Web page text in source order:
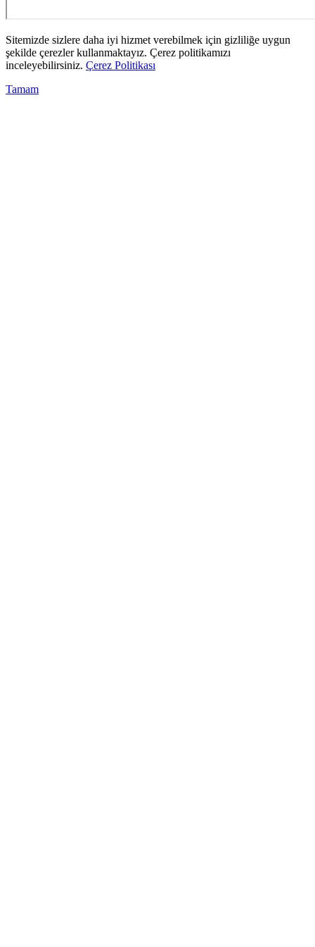
Sitemizde sizlere daha iyi hizmet verebilmek için gizliliğe uygun
şekilde çerezler kullanmaktayız. Çerez politikamızı
inceleyebilirsiniz. Çerez Politikası
Tamam